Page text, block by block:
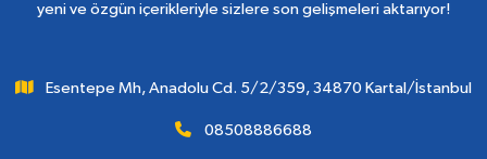
yeni ve özgün içerikleriyle sizlere son gelişmeleri aktarıyor!
Esentepe Mh, Anadolu Cd. 5/2/359, 34870 Kartal/İstanbul
08508886688